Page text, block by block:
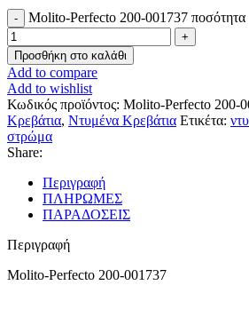
Molito-Perfecto 200-001737 ποσότητα
Προσθήκη στο καλάθι
Add to compare
Add to wishlist
Κωδικός προϊόντος: Molito-Perfecto 200-
Κρεβάτια, Ντυμένα Κρεβάτια Ετικέτα:
στρώμα
Share:
Περιγραφή
ΠΛΗΡΩΜΕΣ
ΠΑΡΑΔΟΣΕΙΣ
Περιγραφή
Molito-Perfecto 200-001737